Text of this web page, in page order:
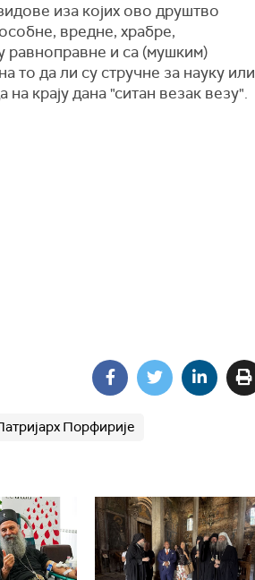
иза којих ово друштво
вредне, храбре,
равноправне и са (мушким)
то да ли су стручне за науку или
крају дана "ситан везак везу".
Порфирије